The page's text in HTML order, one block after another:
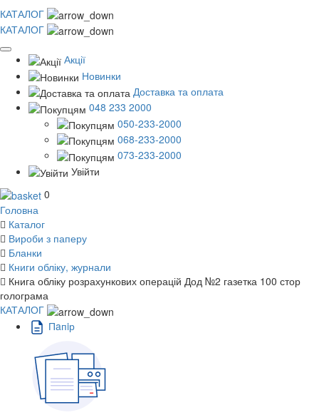
КАТАЛОГ
КАТАЛОГ
Акції
Новинки
Доставка та оплата
048 233 2000
050-233-2000
068-233-2000
073-233-2000
Увійти
0
Головна
Каталог
Вироби з паперу
Бланки
Книги обліку, журнали
Книга обліку розрахункових операцій Дод №2 газетка 100 стор
голограма
КАТАЛОГ
Пaпiр